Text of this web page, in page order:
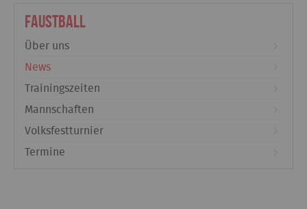
Faustball
Über uns
News
Trainingszeiten
Mannschaften
Volksfestturnier
Termine